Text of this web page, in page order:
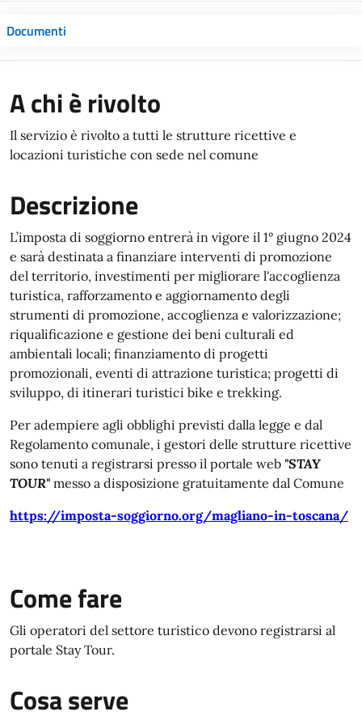
Documenti
A chi è rivolto
Il servizio è rivolto a tutti le strutture ricettive e
locazioni turistiche con sede nel comune
Descrizione
L’imposta di soggiorno entrerà in vigore il 1° giugno 2024
e sarà destinata a finanziare interventi di promozione
del territorio, investimenti per migliorare l'accoglienza
turistica, rafforzamento e aggiornamento degli
strumenti di promozione, accoglienza e valorizzazione;
riqualificazione e gestione dei beni culturali ed
ambientali locali; finanziamento di progetti
promozionali, eventi di attrazione turistica; progetti di
sviluppo, di itinerari turistici bike e trekking.
Per adempiere agli obblighi previsti dalla legge e dal
Regolamento comunale, i gestori delle strutture ricettive
sono tenuti a registrarsi presso il portale web "STAY
TOUR" messo a disposizione gratuitamente dal Comune
https://imposta-soggiorno.org/magliano-in-toscana/
Come fare
Gli operatori del settore turistico devono registrarsi al
portale Stay Tour.
Cosa serve